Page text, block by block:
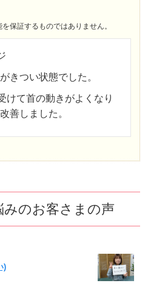
保証するものではありません。
きつい状態でした。
けて首の動きがよくなり
善しました。
みのお客さまの声
)